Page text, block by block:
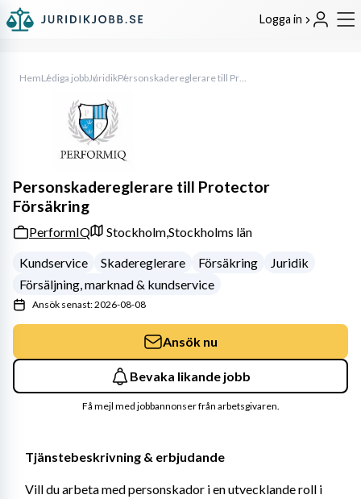
Logga in
HemLediga jobbJuridik Personskadereglerare till Protector Försäkring
Tjänstebeskrivning & erbjudande
Vill du arbeta med personskador i en utvecklande roll i
Personskadereglerare till Protector
Försäkring
PerformIQ Stockholm,Stockholms län
Kundservice
Skadereglerare Försäkring
Juridik
Försäljning, marknad & kundservice
Ansök senast: 2026-08-08
Ansök nu
Bevaka likande jobb
Få mejl med jobbannonser från arbetsgivaren.